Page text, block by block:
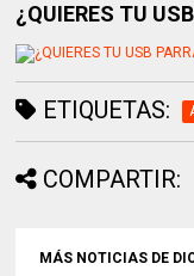
¿QUIERES TU
ETIQUETAS:
COMPARTIR:
MÁS NOTICIAS DE